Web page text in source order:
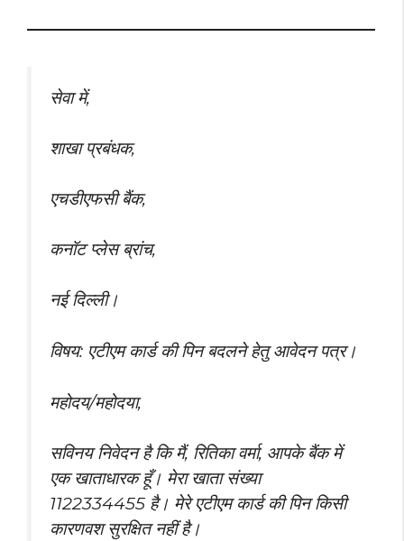
सेवा में,
शाखा प्रबंधक,
एचडीएफसी बैंक,
कनॉट प्लेस ब्रांच,
नई दिल्ली।
विषय: एटीएम कार्ड की पिन बदलने हेतु आवेदन पत्र।
महोदय/महोदया,
सविनय निवेदन है कि मैं, रितिका वर्मा, आपके बैंक में
एक खाताधारक हूँ। मेरा खाता संख्या
1122334455 है। मेरे एटीएम कार्ड की पिन किसी
कारणवश सुरक्षित नहीं है।